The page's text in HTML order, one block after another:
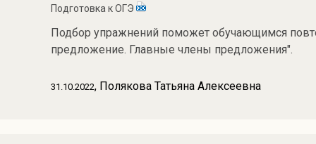
Подготовка к ОГЭ
Подбор упражнений поможет обучающимся
предложение. Главные члены предложения".
31.10.2022, Полякова Татьяна Алексеевна